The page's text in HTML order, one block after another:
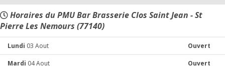
Horaires du PMU Bar Brasserie Clos Saint Jean - St
Pierre Les Nemours (77140)
Lundi 03 Aout Ouvert
Mardi 04 Aout Ouvert